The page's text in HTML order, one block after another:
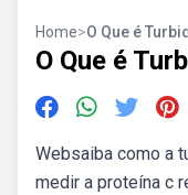
Home>O Que é
O Que é
Websaiba como a
medir a proteína c